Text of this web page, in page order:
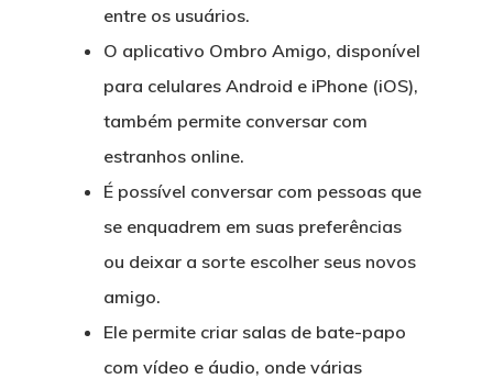
entre os usuários.
O aplicativo Ombro Amigo, disponível
para celulares Android e iPhone (iOS),
também permite conversar com
estranhos online.
É possível conversar com pessoas que
se enquadrem em suas preferências
ou deixar a sorte escolher seus novos
amigo.
Ele permite criar salas de bate-papo
com vídeo e áudio, onde várias